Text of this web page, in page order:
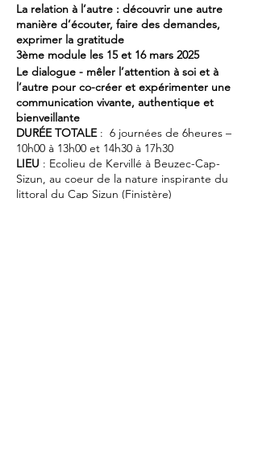
La relation à l’autre : découvrir une autre
manière d’écouter, faire des demandes,
exprimer la gratitude
3ème module les 15 et 16 mars 2025
Le dialogue - mêler l’attention à soi et à
l’autre pour co-créer et expérimenter une
communication vivante, authentique et
bienveillante
DURÉE TOTALE: 6 journées de 6heures –
10h00 à 13h00 et 14h30 à 17h30
LIEU : Ecolieu de Kervillé à Beuzec-Cap-
Sizun, au coeur de la nature inspirante du
littoral du Cap Sizun (Finistère)